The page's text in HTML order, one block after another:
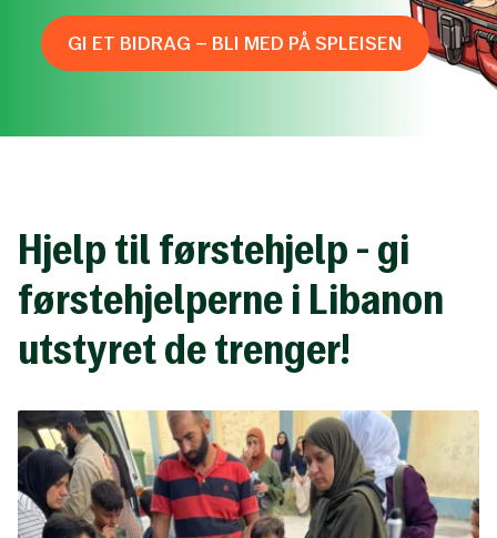
GI ET BIDRAG – BLI MED PÅ SPLEISEN
Hjelp til førstehjelp - gi
førstehjelperne i Libanon
utstyret de trenger!